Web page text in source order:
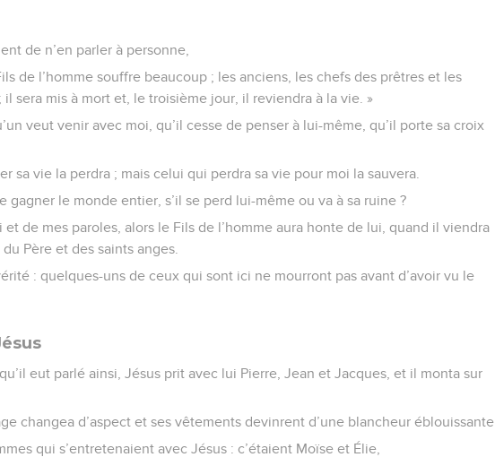
de n’en parler à personne,
de l’homme souffre beaucoup ; les anciens, les chefs des prêtres et les
sera mis à mort et, le troisième jour, il reviendra à la vie. »
veut venir avec moi, qu’il cesse de penser à lui-même, qu’il porte sa croix
sa vie la perdra ; mais celui qui perdra sa vie pour moi la sauvera.
gagner le monde entier, s’il se perd lui-même ou va à sa ruine ?
et de mes paroles, alors le Fils de l’homme aura honte de lui, quand il viendra
Père et des saints anges.
: quelques-uns de ceux qui sont ici ne mourront pas avant d’avoir vu le
eut parlé ainsi, Jésus prit avec lui Pierre, Jean et Jacques, et il monta sur
changea d’aspect et ses vêtements devinrent d’une blancheur éblouissante.
qui s’entretenaient avec Jésus : c’étaient Moïse et Élie,